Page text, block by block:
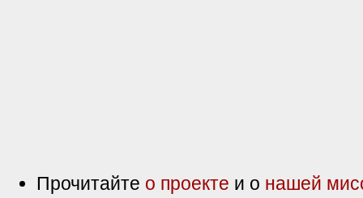
Прочитайте о проекте и о нашей